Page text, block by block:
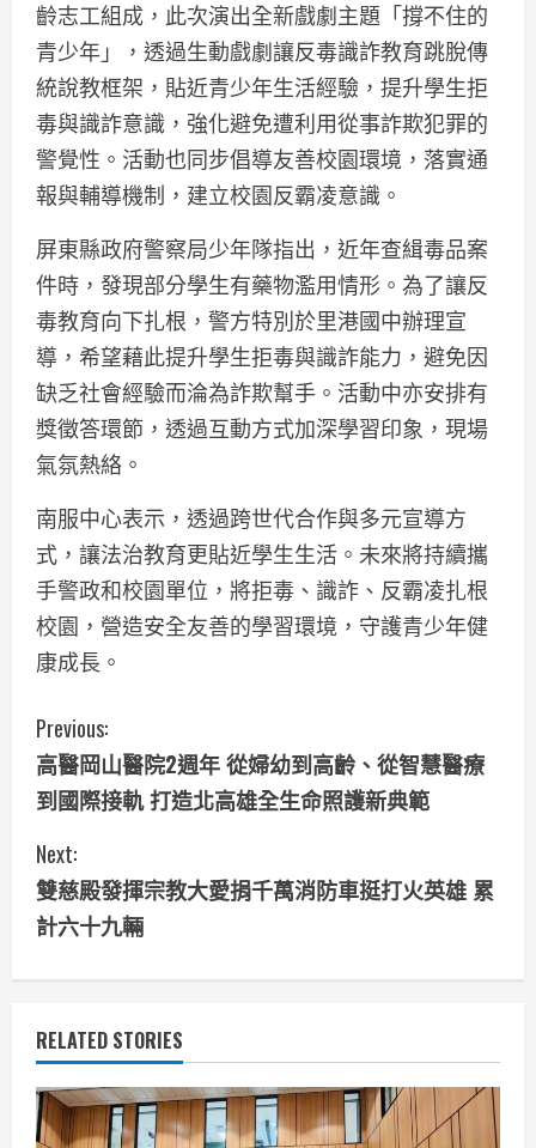
齡志工組成，此次演出全新戲劇主題「撐不住的
青少年」，透過生動戲劇讓反毒識詐教育跳脫傳
統說教框架，貼近青少年生活經驗，提升學生拒
毒與識詐意識，強化避免遭利用從事詐欺犯罪的
警覺性。活動也同步倡導友善校園環境，落實通
報與輔導機制，建立校園反霸凌意識。
屏東縣政府警察局少年隊指出，近年查緝毒品案
件時，發現部分學生有藥物濫用情形。為了讓反
毒教育向下扎根，警方特別於里港國中辦理宣
導，希望藉此提升學生拒毒與識詐能力，避免因
缺乏社會經驗而淪為詐欺幫手。活動中亦安排有
獎徵答環節，透過互動方式加深學習印象，現場
氣氛熱絡。
南服中心表示，透過跨世代合作與多元宣導方
式，讓法治教育更貼近學生生活。未來將持續攜
手警政和校園單位，將拒毒、識詐、反霸凌扎根
校園，營造安全友善的學習環境，守護青少年健
康成長。
C
o
n
t
i
n
u
e
R
Previous:
高醫岡山醫院2週年 從婦幼到高齡、從智慧醫療
到國際接軌 打造北高雄全生命照護新典範
Next:
雙慈殿發揮宗教大愛捐千萬消防車挺打火英雄 累
計六十九輛
RELATED STORIES